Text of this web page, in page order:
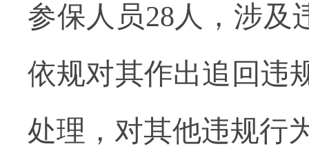
参保人员28人，涉及
依规对其作出追回违
处理，对其他违规行